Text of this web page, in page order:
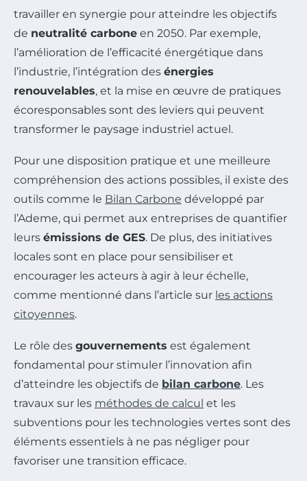
travailler en synergie pour atteindre les objectifs
de neutralité carbone en 2050. Par exemple,
l’amélioration de l’efficacité énergétique dans
l’industrie, l’intégration des énergies
renouvelables, et la mise en œuvre de pratiques
écoresponsables sont des leviers qui peuvent
transformer le paysage industriel actuel.
Pour une disposition pratique et une meilleure
compréhension des actions possibles, il existe des
outils comme le Bilan Carbone développé par
l’Ademe, qui permet aux entreprises de quantifier
leurs émissions de GES. De plus, des initiatives
locales sont en place pour sensibiliser et
encourager les acteurs à agir à leur échelle,
comme mentionné dans l’article sur les actions
citoyennes.
Le rôle des gouvernements est également
fondamental pour stimuler l’innovation afin
d’atteindre les objectifs de bilan carbone. Les
travaux sur les méthodes de calcul et les
subventions pour les technologies vertes sont des
éléments essentiels à ne pas négliger pour
favoriser une transition efficace.